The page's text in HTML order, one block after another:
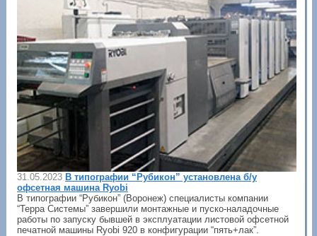
31.05.2023 В типографии “Рубикон” установлена б/у
офсетная машина Ryobi
В типографии “Рубикон” (Воронеж) специалисты компании
“Терра Системы” завершили монтажные и пуско-наладочные
работы по запуску бывшей в эксплуатации листовой офсетной
печатной машины Ryobi 920 в конфигурации “пять+лак”.